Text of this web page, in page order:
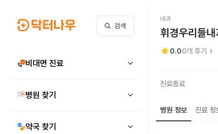
검색
비대면 진료
병원 찾기
약국 찾기
내과
휘경우리들
star 0.00개 후기 keyboard_arrow_right
진료종료
병원 정보 진료 정